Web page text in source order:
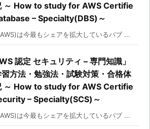
～ How to study for AWS Certifie
– Specialty(DBS)～
は今最もシェアを拡大しているパブ ...
認定 セキュリティ – 専門知識」
方法・勉強法・試験対策・合格体
～ How to study for AWS Certifie
– Specialty(SCS)～
は今最もシェアを拡大しているパブ ...